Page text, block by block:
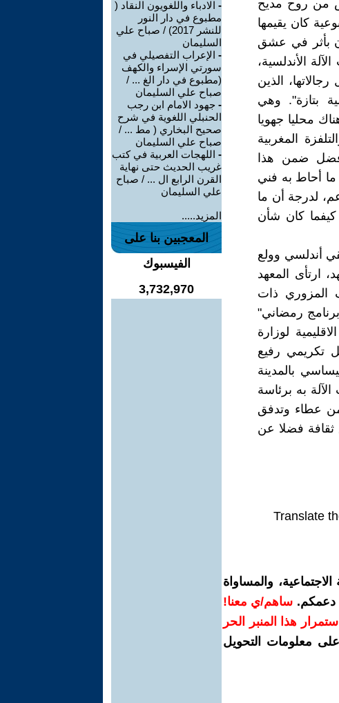
من روح مديح
كان يقيمها
بأثر في عشق
الأندلسية،
الذين
بتازة". وهي
محليا جهويا
المغربية
فضل ضمن هذا
ما أحاط به فني
لدرجة أن ما
كان شأن
أندلسي وولع
ارتأى المعهد
المزوري ذات
رمضاني"
لوزارة
تكريمي رفيع
اسرة الغيساسي بالمدينة
به برئاسة
من عطاء وتدفق
ثقافة فضلا عن
Translate
والمساواة
دعمكم. ساهم/ي معنا!
استمرار هذا المنبر الحر
على معلومات التحويل
- الادباء واللغويون النقاد (
مطبوع في دار النور
للنشر 2017) / صباح علي
السليمان
- الإعراب التفصيلي في
سورتي الإسراء والكهف
(مطبوع في دار الغ ... /
صباح علي السليمان
- جهود الامام ابن رجب
الحنبلي اللغوية في شرح
صحيح البخاري ( مط ... /
صباح علي السليمان
- اللهجات العربية في كتب
غريب الحديث حتى نهاية
القرن الرابع ال ... / صباح
علي السليمان
المزيد.....
المعجبين بنا على
الفيسبوك
3,732,970